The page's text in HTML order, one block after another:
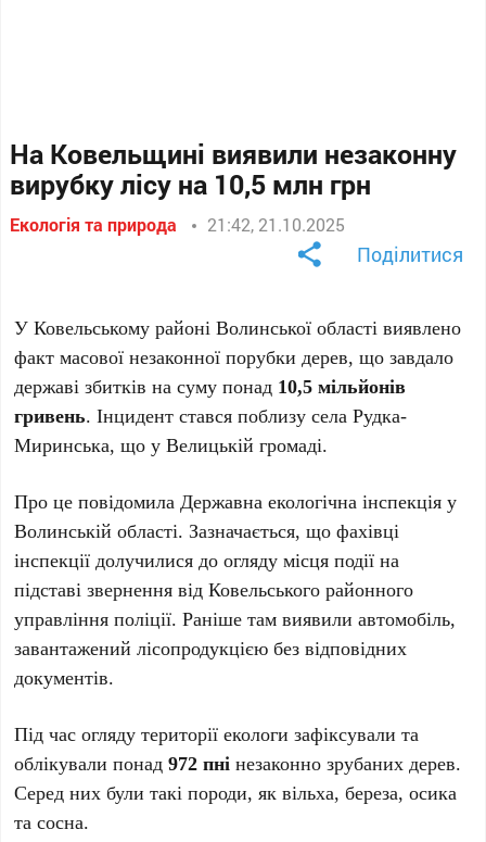
На Ковельщині виявили незаконну
вирубку лісу на 10,5 млн грн
Екологія та природа 21:42, 21.10.2025
Поділитися
У Ковельському районі Волинської області виявлено
факт масової незаконної порубки дерев, що завдало
державі збитків на суму понад 10,5 мільйонів
гривень. Інцидент стався поблизу села Рудка-
Миринська, що у Велицькій громаді.
Про це повідомила Державна екологічна інспекція у
Волинській області. Зазначається, що фахівці
інспекції долучилися до огляду місця події на
підставі звернення від Ковельського районного
управління поліції. Раніше там виявили автомобіль,
завантажений лісопродукцією без відповідних
документів.
Під час огляду території екологи зафіксували та
облікували понад972 пні незаконно зрубаних дерев.
Серед них були такі породи, як вільха, береза, осика
та сосна.